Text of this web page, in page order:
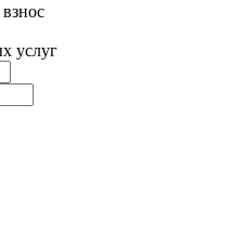
услуг